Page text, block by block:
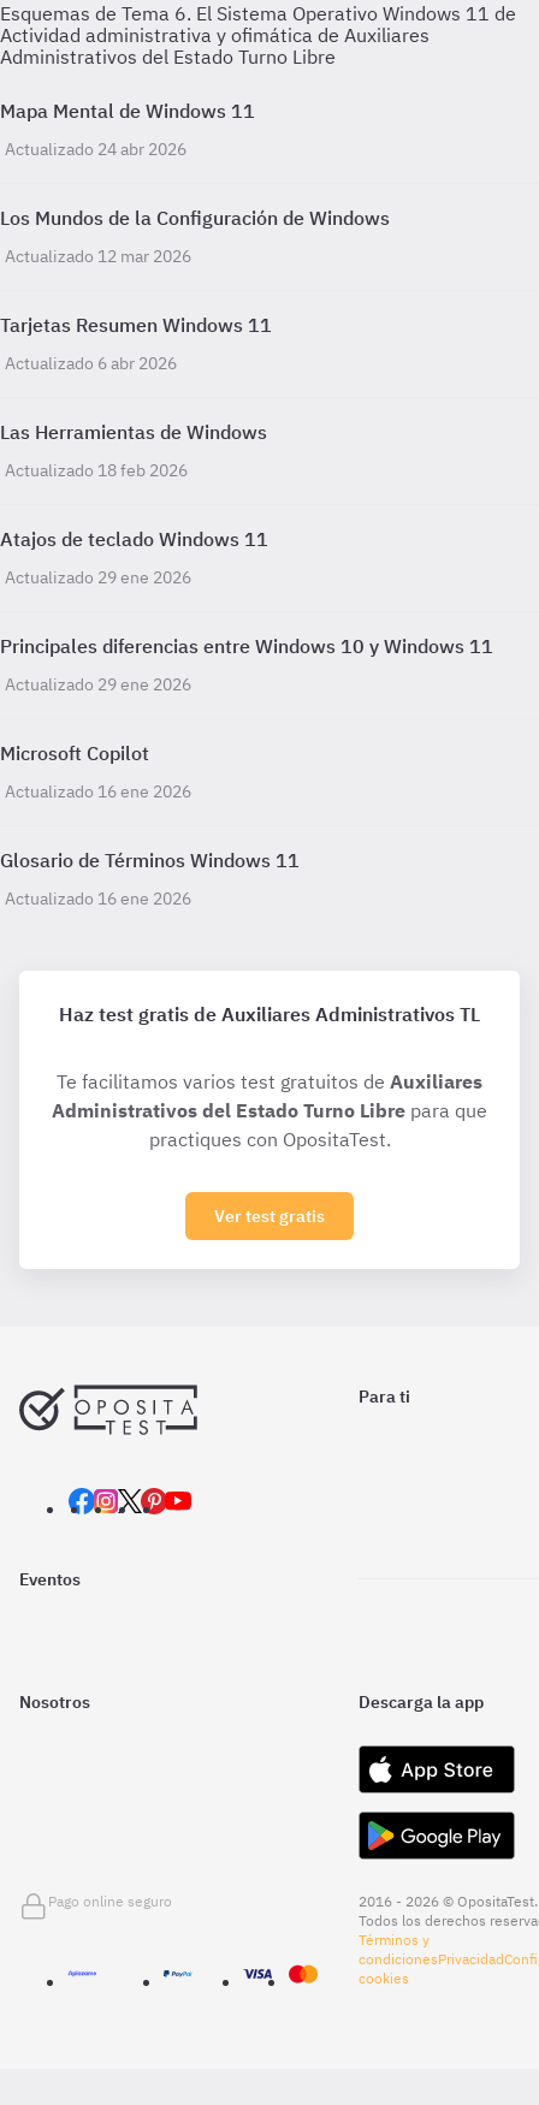
Esquemas de Tema 6. El Sistema Operativo Windows 11 de
Actividad administrativa y ofimática de Auxiliares
Administrativos del Estado Turno Libre
Mapa Mental de Windows 11
Actualizado 24 abr 2026
Los Mundos de la Configuración de Windows
Actualizado 12 mar 2026
Tarjetas Resumen Windows 11
Actualizado 6 abr 2026
Las Herramientas de Windows
Actualizado 18 feb 2026
Atajos de teclado Windows 11
Actualizado 29 ene 2026
Principales diferencias entre Windows 10 y Windows 11
Actualizado 29 ene 2026
Microsoft Copilot
Actualizado 16 ene 2026
Glosario de Términos Windows 11
Actualizado 16 ene 2026
Haz test gratis de Auxiliares Administrativos TL
Te facilitamos varios test gratuitos de Auxiliares
Administrativos del Estado Turno Libre para que
practiques con OpositaTest.
Ver test gratis
Para ti
Eventos
Nosotros Descarga la app
Pago online seguro
2016 - 2026 © OpositaTest.
Todos los derechos
Términos y
condicionesPrivacidad
cookies